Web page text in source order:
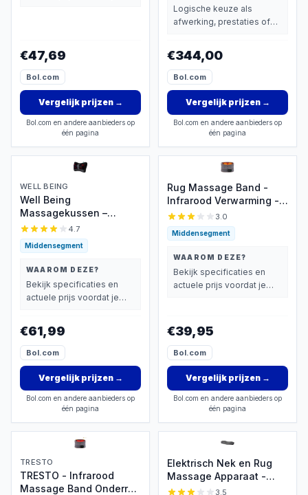
€47,69
Bol.com
Vergelijk prijzen→
Bol.com en andere aanbieders op
één pagina
Compressiemassage –
Elektrisch Warmtefunctie
schouders
Logische keuze als
afwerking, prestaties of
€344,00
Bol.com
Vergelijk prijzen→
Bol.com en andere aanbieders op
één pagina
WELL BEING
Well Being
Massagekussen –
Massage kussen shiatsu
– 4 Draaiende
Drukpunten – Warmte
Functie - Elastische
Elektrisch Nek en Rug
Massage Apparaat –
Thuis gebruik - Zwart
4.7
Middensegment
WAAROM DEZE?
Bekijk specificaties en
actuele prijs voordat je
€61,99
Bol.com
Vergelijk prijzen→
Bol.com en andere aanbieders op
één pagina
Rug Massage Band -
Infrarood Verwarming -
Warmte Massage -
Pijnverlichting -
Draadloos - Grijs
3.0
Middensegment
WAAROM DEZE?
Bekijk specificaties en
actuele prijs voordat je
€39,95
Bol.com
Vergelijk prijzen→
Bol.com en andere aanbieders op
één pagina
TRESTO
TRESTO - Infrarood
Massage Band Onderrug
Elektrisch Nek en Rug
Massage Apparaat -
Onderrug massage -
3.5